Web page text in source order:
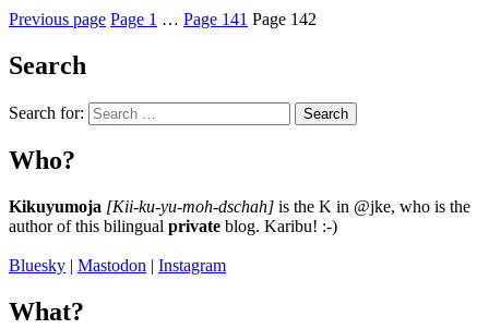
Previous page Page 1 … Page 141 Page 142
Search
Search for: Search
Who?
Kikuyumoja [Kii-ku-yu-moh-dschah] is the K in @jke, who is the
author of this bilingual private blog. Karibu! :-)
Bluesky | Mastodon | Instagram
What?